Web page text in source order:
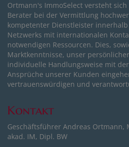
Ortmann's ImmoSelect versteht
Berater bei der Vermittlung
kompetenter Dienstleister
Netzwerks mit internationalen
notwendigen Ressourcen. Dies,
Marktkenntnisse, unser
individuelle Handlungsweise mit
Ansprüche unserer Kunden
vertrauenswürdigen und
Kontakt
Geschäftsführer Andreas Ortmann,
akad. IM, Dipl. BW